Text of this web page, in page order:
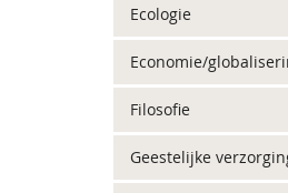
Ecologie
Economie/
Filosofie
Geestelijke